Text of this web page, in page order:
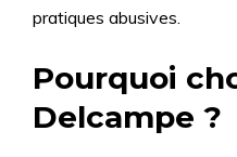
pratiques abusives.
Pourquoi
Delcampe ?